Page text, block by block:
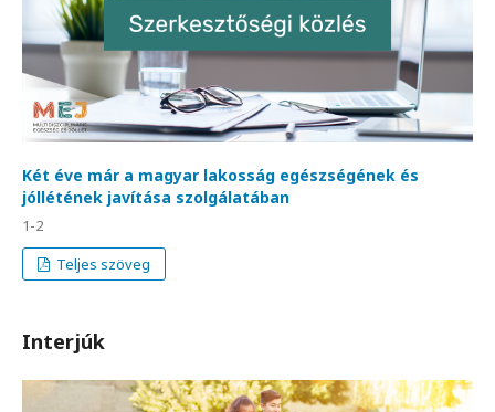
Két éve már a magyar lakosság egészségének és
jóllétének javítása szolgálatában
1-2
Teljes szöveg
Interjúk